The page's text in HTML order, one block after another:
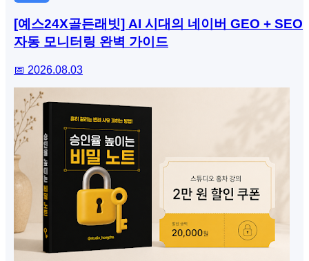
[예스24X골든래빗] AI 시대의 네이버 GEO + SEO
자동 모니터링 완벽 가이드
📅 2026.08.03